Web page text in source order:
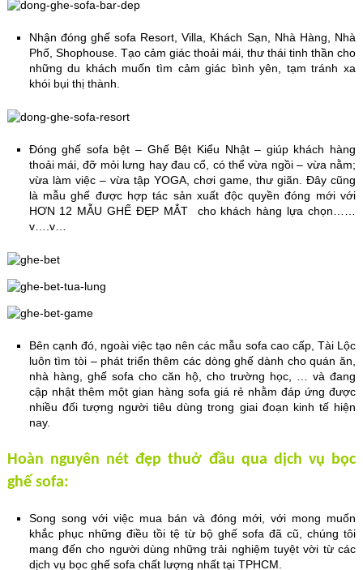
Nhận đóng ghế sofa Resort, Villa, Khách Sạn, Nhà Hàng, Nhà
Phố, Shophouse. Tạo cảm giác thoải mái, thư thái tinh thần cho
những du khách muốn tìm cảm giác bình yên, tạm tránh xa
khói bụi thị thành.
Đóng ghế sofa bệt – Ghế Bệt Kiểu Nhật – giúp khách hàng
thoải mái, đỡ mỏi lưng hay đau cổ, có thể vừa ngồi – vừa nằm;
vừa làm việc – vừa tập YOGA, chơi game, thư giãn. Đây cũng
là mẫu ghế được hợp tác sản xuất độc quyền đóng mới với
HƠN 12 MẪU GHẾ ĐẸP MẮT cho khách hàng lựa chọn……
v….v…
Bên cạnh đó, ngoài việc tạo nên các mẫu sofa cao cấp, Tài Lộc
luôn tìm tòi – phát triển thêm các dòng ghế dành cho quán ăn,
nhà hàng, ghế sofa cho căn hộ, cho trường học, … và đang
cập nhật thêm một gian hàng sofa giá rẻ nhằm đáp ứng được
nhiều đối tượng người tiêu dùng trong giai đoạn kinh tế hiện
nay.
Hoàn nguyên nét đẹp thuở đầu qua dịch vụ bọc
ghế sofa:
Song song với việc mua bán và đóng mới, với mong muốn
khắc phục những điều tồi tệ từ bộ ghế sofa đã cũ, chúng tôi
mang đến cho người dùng những trải nghiệm tuyệt vời từ các
dịch vụ bọc ghế sofa chất lượng nhất tại TPHCM.